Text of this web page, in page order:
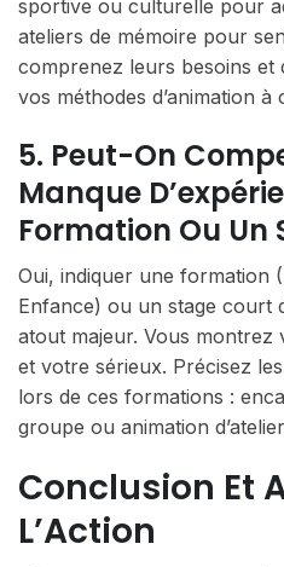
sportive ou culturelle pour
ateliers de mémoire pour
comprenez leurs besoins et
vos méthodes d’animation à
5. Peut-On
Manque
Formation Ou Un
Oui, indiquer une formation
Enfance) ou un stage court
atout majeur. Vous montrez
et votre sérieux. Précisez
lors de ces formations :
groupe ou animation
Conclusion Et
L’Action